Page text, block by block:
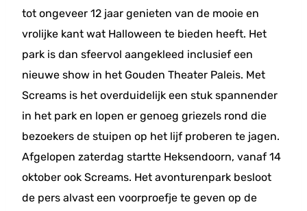
tot ongeveer 12 jaar genieten van de mooie en
vrolijke kant wat Halloween te bieden heeft. Het
park is dan sfeervol aangekleed inclusief een
nieuwe show in het Gouden Theater Paleis. Met
Screams is het overduidelijk een stuk spannender
in het park en lopen er genoeg griezels rond die
bezoekers de stuipen op het lijf proberen te jagen.
Afgelopen zaterdag startte Heksendoorn, vanaf 14
oktober ook Screams. Het avonturenpark besloot
de pers alvast een voorproefje te geven op de